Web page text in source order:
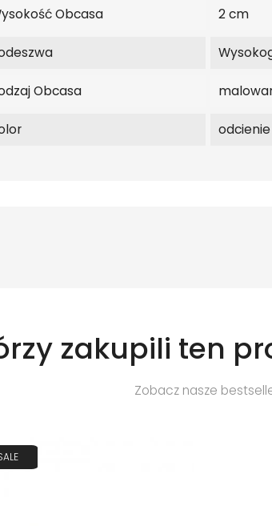
Obcasa 2 cm
Obcasa
zakupili ten
Zobacz nasze